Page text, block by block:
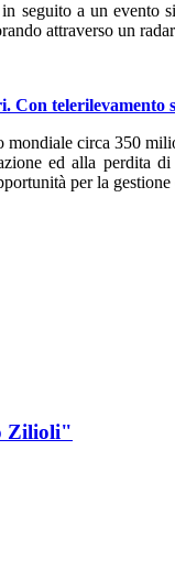
seguito a un
attraverso un
Con
circa 350
ed alla perdita
per la
Zilioli"